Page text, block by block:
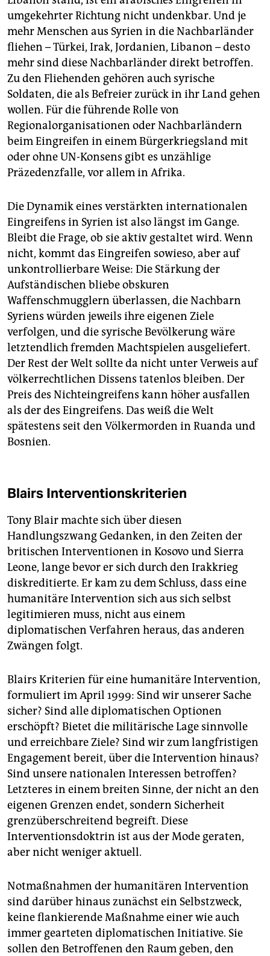
umgekehrter Richtung nicht undenkbar. Und je
mehr Menschen aus Syrien in die Nachbarländer
fliehen – Türkei, Irak, Jordanien, Libanon – desto
mehr sind diese Nachbarländer direkt betroffen.
Zu den Fliehenden gehören auch syrische
Soldaten, die als Befreier zurück in ihr Land gehen
wollen. Für die führende Rolle von
Regionalorganisationen oder Nachbarländern
beim Eingreifen in einem Bürgerkriegsland mit
oder ohne UN-Konsens gibt es unzählige
Präzedenzfalle, vor allem in Afrika.
Die Dynamik eines verstärkten internationalen
Eingreifens in Syrien ist also längst im Gange.
Bleibt die Frage, ob sie aktiv gestaltet wird. Wenn
nicht, kommt das Eingreifen sowieso, aber auf
unkontrollierbare Weise: Die Stärkung der
Aufständischen bliebe obskuren
Waffenschmugglern überlassen, die Nachbarn
Syriens würden jeweils ihre eigenen Ziele
verfolgen, und die syrische Bevölkerung wäre
letztendlich fremden Machtspielen ausgeliefert.
Der Rest der Welt sollte da nicht unter Verweis auf
völkerrechtlichen Dissens tatenlos bleiben. Der
Preis des Nichteingreifens kann höher ausfallen
als der des Eingreifens. Das weiß die Welt
spätestens seit den Völkermorden in Ruanda und
Bosnien.
Blairs Interventionskriterien
Tony Blair machte sich über diesen
Handlungszwang Gedanken, in den Zeiten der
britischen Interventionen in Kosovo und Sierra
Leone, lange bevor er sich durch den Irakkrieg
diskreditierte. Er kam zu dem Schluss, dass eine
humanitäre Intervention sich aus sich selbst
legitimieren muss, nicht aus einem
diplomatischen Verfahren heraus, das anderen
Zwängen folgt.
Blairs Kriterien für eine humanitäre Intervention,
formuliert im April 1999: Sind wir unserer Sache
sicher? Sind alle diplomatischen Optionen
erschöpft? Bietet die militärische Lage sinnvolle
und erreichbare Ziele? Sind wir zum langfristigen
Engagement bereit, über die Intervention hinaus?
Sind unsere nationalen Interessen betroffen?
Letzteres in einem breiten Sinne, der nicht an den
eigenen Grenzen endet, sondern Sicherheit
grenzüberschreitend begreift. Diese
Interventionsdoktrin ist aus der Mode geraten,
aber nicht weniger aktuell.
Notmaßnahmen der humanitären Intervention
sind darüber hinaus zunächst ein Selbstzweck,
keine flankierende Maßnahme einer wie auch
immer gearteten diplomatischen Initiative. Sie
sollen den Betroffenen den Raum geben, den